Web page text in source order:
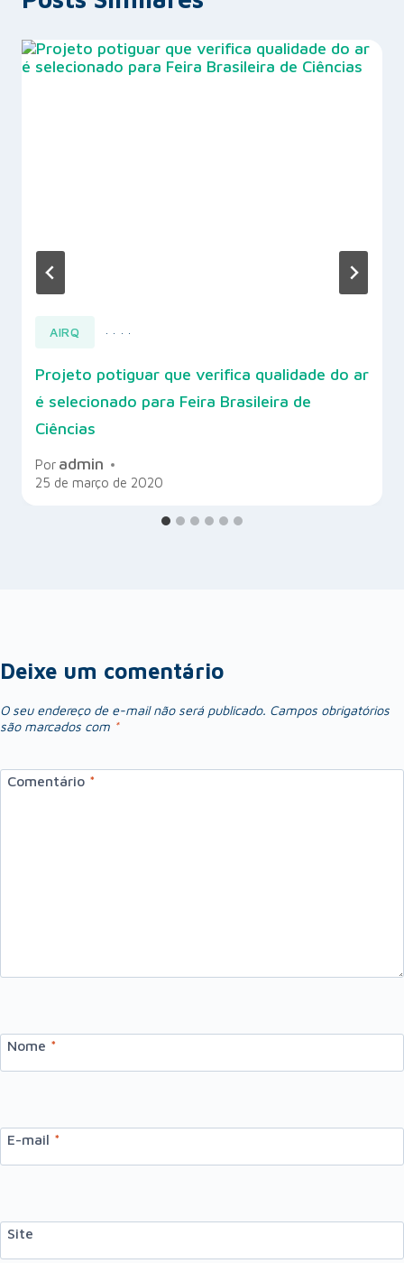
AIRQ · · · ·
Projeto potiguar que verifica qualidade do ar
é selecionado para Feira Brasileira de
Ciências
Por admin
25 de março de 2020
Deixe um comentário
O seu endereço de e-mail não será publicado. Campos obrigatórios
são marcados com *
Comentário *
Nome *
E-mail *
Site